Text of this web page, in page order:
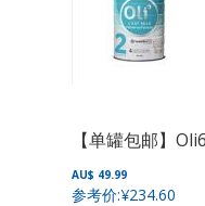
AU$ 49.99
参考价:¥234.60